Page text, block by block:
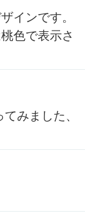
インです。
色で表示さ
みました、